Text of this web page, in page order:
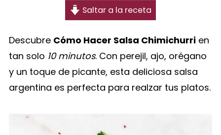
Saltar a la receta
Descubre Cómo Hacer Salsa Chimichurrien
tan solo 10 minutos. Con perejil, ajo, orégano
y un toque de picante, esta deliciosa salsa
argentina es perfecta para realzar tus platos.